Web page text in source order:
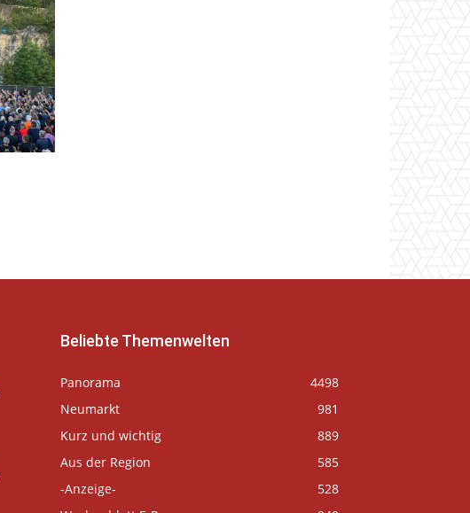
Beliebte Themenwelten
Panorama
4498
Neumarkt
981
Kurz und wichtig
889
Aus der Region
585
-Anzeige-
528